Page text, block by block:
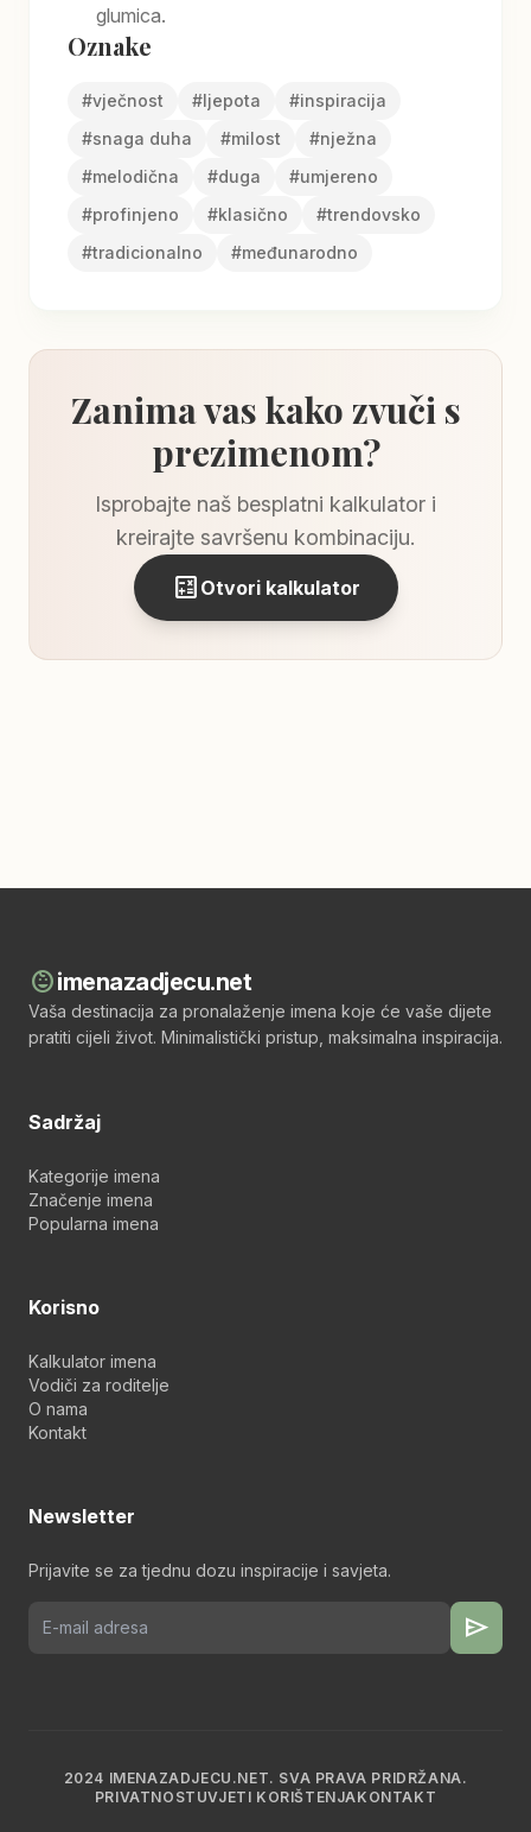
glumica.
Oznake
#vječnost #ljepota #inspiracija
#snaga duha #milost #nježna
#melodična #duga #umjereno
#profinjeno #klasično #trendovsko
#tradicionalno #međunarodno
Zanima vas kako zvuči s
prezimenom?
Isprobajte naš besplatni kalkulator i
kreirajte savršenu kombinaciju.
calculate Otvori kalkulator
child_careimenazadjecu.net
Vaša destinacija za pronalaženje imena koje će vaše dijete
pratiti cijeli život. Minimalistički pristup, maksimalna inspiracija.
Sadržaj
Kategorije imena
Značenje imena
Popularna imena
Korisno
Kalkulator imena
Vodiči za roditelje
O nama
Kontakt
Newsletter
Prijavite se za tjednu dozu inspiracije i savjeta.
send
2024 IMENAZADJECU.NET. SVA PRAVA PRIDRŽANA.
PRIVATNOST UVJETI KORIŠTENJAKONTAKT